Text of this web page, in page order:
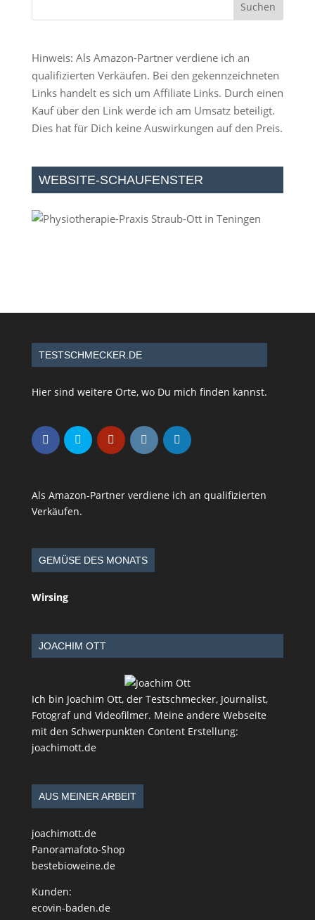
Hinweis: Als Amazon-Partner verdiene ich an
qualifizierten Verkäufen. Bei den gekennzeichneten
Links handelt es sich um Affiliate Links. Durch einen
Kauf über den Link werde ich am Umsatz beteiligt.
Dies hat für Dich keine Auswirkungen auf den Preis.
WEBSITE-SCHAUFENSTER
TESTSCHMECKER.DE
Hier sind weitere Orte, wo Du mich finden kannst.
Als Amazon-Partner verdiene ich an qualifizierten
Verkäufen.
GEMÜSE DES MONATS
Wirsing
JOACHIM OTT
Ich bin Joachim Ott, der Testschmecker, Journalist,
Fotograf und Videofilmer. Meine andere Webseite
mit den Schwerpunkten Content Erstellung:
joachimott.de
AUS MEINER ARBEIT
joachimott.de
Panoramafoto-Shop
bestebioweine.de
Kunden:
ecovin-baden.de